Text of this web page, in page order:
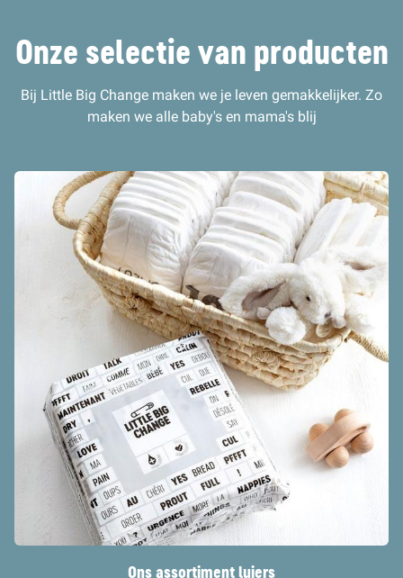
Onze selectie van producten
Bij Little Big Change maken we je leven gemakkelijker. Zo
maken we alle baby's en mama's blij
Ons assortiment luiers